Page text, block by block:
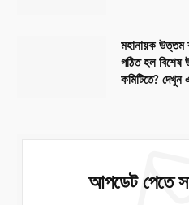
মহানায়ক উত্তম
গঠিত হল বিশেষ
কমিটিতে?
আপডেট পেতে